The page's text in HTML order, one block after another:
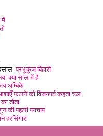
में
प्रभुकुंज बिहारी
क्या साल में है
अम्बिके
फलने को विजयपर्व कहता चल
तोता
की पहली पगचाप
हरसिंगार